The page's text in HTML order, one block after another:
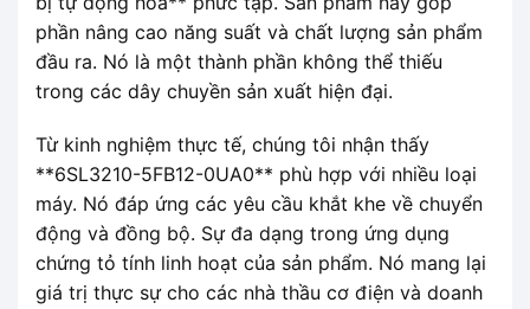
phần nâng cao năng suất và chất lượng sản phẩm
đầu ra. Nó là một thành phần không thể thiếu
trong các dây chuyền sản xuất hiện đại.
Từ kinh nghiệm thực tế, chúng tôi nhận thấy
**6SL3210-5FB12-0UA0** phù hợp với nhiều loại
máy. Nó đáp ứng các yêu cầu khắt khe về chuyển
động và đồng bộ. Sự đa dạng trong ứng dụng
chứng tỏ tính linh hoạt của sản phẩm. Nó mang lại
giá trị thực sự cho các nhà thầu cơ điện và doanh